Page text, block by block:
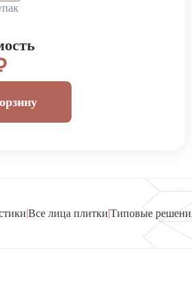
|Все лица плитки|Типовые